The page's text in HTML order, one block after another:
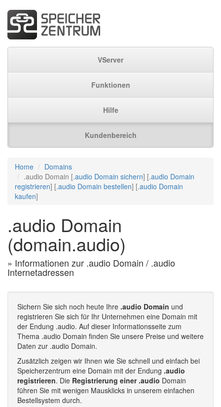
VServer
Funktionen
Hilfe
Kundenbereich
Home
Domains
.audio Domain [.audio Domain sichern] [.audio Domain
registrieren] [.audio Domain bestellen] [.audio Domain
kaufen]
.audio Domain
(domain.audio)
» Informationen zur .audio Domain / .audio
Internetadressen
Sichern Sie sich noch heute Ihre .audio Domain und
registrieren Sie sich für Ihr Unternehmen eine Domain mit
der Endung .audio. Auf dieser Informationsseite zum
Thema .audio Domain finden Sie unsere Preise und weitere
Daten zur .audio Domain.
Zusätzlich zeigen wir Ihnen wie Sie schnell und einfach bei
Speicherzentrum eine Domain mit der Endung .audio
registrieren. Die Registrierung einer .audio Domain
führen Sie mit wenigen Mausklicks in unserem einfachen
Bestellsystem durch.